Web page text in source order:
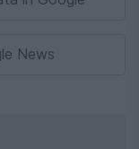
News